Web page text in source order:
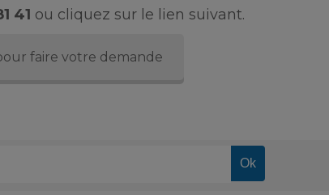
41 ou cliquez sur le lien suivant.
faire votre demande